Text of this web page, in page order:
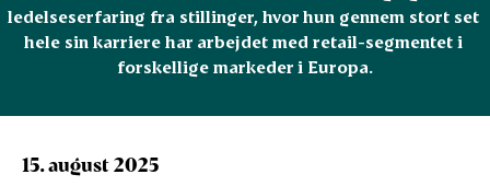
ledelseserfaring fra stillinger, hvor hun gennem stort set
hele sin karriere har arbejdet med retail-segmentet i
forskellige markeder i Europa.
15. august 2025